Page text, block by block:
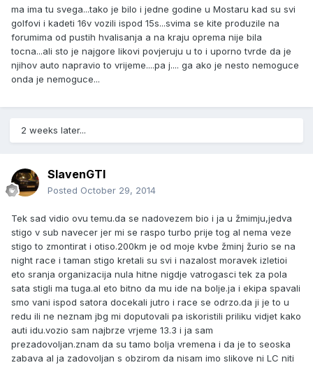
ma ima tu svega...tako je bilo i jedne godine u Mostaru kad su svi
golfovi i kadeti 16v vozili ispod 15s...svima se kite produzile na
forumima od pustih hvalisanja a na kraju oprema nije bila
tocna...ali sto je najgore likovi povjeruju u to i uporno tvrde da je
njihov auto napravio to vrijeme....pa j.... ga ako je nesto nemoguce
onda je nemoguce...
2 weeks later...
SlavenGTI
Posted October 29, 2014
Tek sad vidio ovu temu.da se nadovezem bio i ja u žmimju,jedva
stigo v sub navecer jer mi se raspo turbo prije tog al nema veze
stigo to zmontirat i otiso.200km je od moje kvbe žminj žurio se na
night race i taman stigo kretali su svi i nazalost moravek izletioi
eto sranja organizacija nula hitne nigdje vatrogasci tek za pola
sata stigli ma tuga.al eto bitno da mu ide na bolje.ja i ekipa spavali
smo vani ispod satora docekali jutro i race se odrzo.da ji je to u
redu ili ne neznam jbg mi doputovali pa iskoristili priliku vidjet kako
auti idu.vozio sam najbrze vrjeme 13.3 i ja sam
prezadovoljan.znam da su tamo bolja vremena i da je to seoska
zabava al ja zadovoljan s obzirom da nisam imo slikove ni LC niti